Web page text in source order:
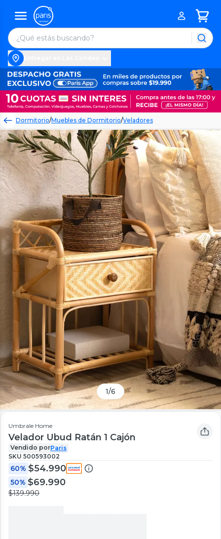
Dormitorio/Muebles de Dormitorio/Veladores
1/6
Umbrale Home
Velador Ubud Ratán 1 Cajón
Vendido porParis
SKU 500593002
60% $54.990
50% $69.990
$139.990